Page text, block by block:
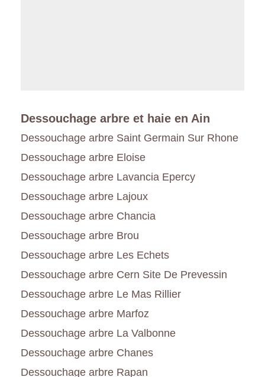
Dessouchage arbre et haie en Ain
Dessouchage arbre Saint Germain Sur Rhone
Dessouchage arbre Eloise
Dessouchage arbre Lavancia Epercy
Dessouchage arbre Lajoux
Dessouchage arbre Chancia
Dessouchage arbre Brou
Dessouchage arbre Les Echets
Dessouchage arbre Cern Site De Prevessin
Dessouchage arbre Le Mas Rillier
Dessouchage arbre Marfoz
Dessouchage arbre La Valbonne
Dessouchage arbre Chanes
Dessouchage arbre Rapan